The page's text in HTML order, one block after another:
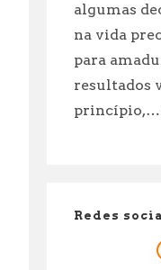
algumas
na vida
para
resultados
princípio,…
Redes